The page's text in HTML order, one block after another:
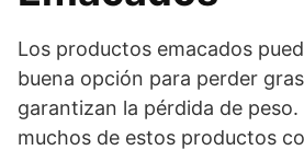
Los productos emacados
buena opción para perder
garantizan la pérdida de peso.
muchos de estos productos